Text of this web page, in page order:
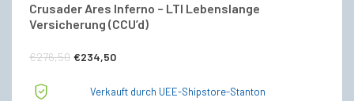
Crusader Ares Inferno – LTI Lebenslange
Versicherung (CCU’d)
€276,50 Ursprünglicher
€234,50
Verkauft durch UEE-Shipstore-Stanton